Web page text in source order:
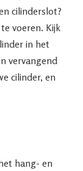
cilinderslot?
voeren. Kijk
in het
vervangend
cilinder, en
hang- en